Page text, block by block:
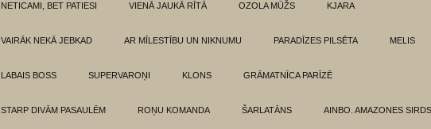
NETICAMI, BET PATIESI VIENĀ JAUKĀ RĪTĀ OZOLA MŪŽS KJARA
VAIRĀK NEKĀ JEBKAD AR MĪLESTĪBU UN NIKNUMU PARADĪZES PILSĒTA MELIS
LABAIS BOSS SUPERVAROŅI KLONS GRĀMATNĪCA PARĪZĒ
STARP DIVĀM PASAULĒM ROŅU KOMANDA ŠARLATĀNS AINBO. AMAZONES SIRDS